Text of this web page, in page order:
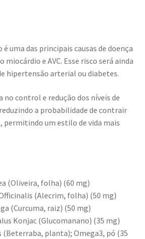
uma das principais causas de doença
e AVC. Esse risco será ainda
hipertensão arterial ou diabetes.
no control e redução dos níveis de
a probabilidade de contrair
permitindo um estilo de vida mais
(Oliveira, folha) (60 mg)
(Alecrim, folha) (50 mg)
(Curcuma, raiz) (50 mg)
Konjac (Glucomanano) (35 mg)
(Beterraba, planta); Omega3, pó (35